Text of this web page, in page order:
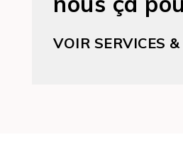
VOIR SERVICES